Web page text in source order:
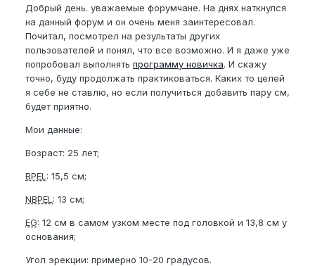
Добрый день. уважаемые форумчане. На днях наткнулся
на данный форум и он очень меня заинтересовал.
Почитал, посмотрел на результаты других
пользователей и понял, что все возможно. И я даже уже
попробовал выполнять программу новичка. И скажу
точно, буду продолжать практиковаться. Каких то целей
я себе не ставлю, но если получиться добавить пару см,
будет приятно.
Мои данные:
Возраст: 25 лет;
BPEL : 15,5 см;
NBPEL : 13 см;
EG: 12 см в самом узком месте под головкой и 13,8 см у
основания;
Угол эрекции: примерно 10-20 градусов.